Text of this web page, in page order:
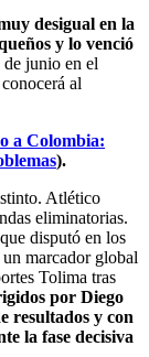
desigual en la
y lo venció
junio en el
al
a Colombia:
).
Atlético
eliminatorias.
disputó en los
marcador global
Tolima tras
por Diego
resultados y con
la fase decisiva